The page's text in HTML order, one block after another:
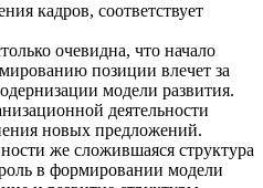
кадров, соответствует
очевидна, что начало
позиции влечет за
модели развития.
деятельности
новых предложений.
же сложившаяся структура
в формировании модели